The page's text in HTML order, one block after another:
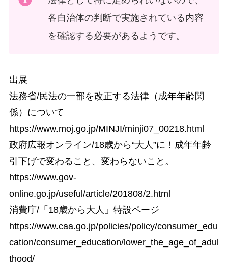
各自治体の判断で実施されている内容
を確認する必要があるようです。
出展
法務省/民法の一部を改正する法律（成年年齢関
係）について
https://www.moj.go.jp/MINJI/minji07_00218.html
政府広報オンライン/18歳から“大人”に！成年年齢
引下げで変わること、変わらないこと。
https://www.gov-
online.go.jp/useful/article/201808/2.html
消費庁/「18歳から大人」特設ページ
https://www.caa.go.jp/policies/policy/consumer_edu
cation/consumer_education/lower_the_age_of_adul
thood/